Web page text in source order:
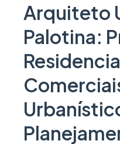
Arquiteto
Palotina: